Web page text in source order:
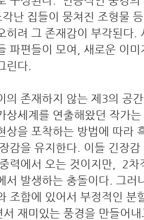
난 집들이 뭉쳐진 조형물
히려 그 존재감이 부각된다.
파편들이 모여, 새로운 이
린다.
의 존재하지 않는 제3의 공
상세계를 연출해왔던 작가
상을 포착하는 방법에 따라
감을 유지한다. 이들 긴장
력에서 오는 것이지만, 2차
서 발생하는 충돌이다. 그러
조합에 있어서 부정적인 분
서 재미있는 풍경을 만들어